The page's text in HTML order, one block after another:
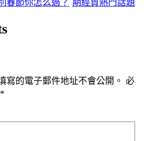
節你怎么過？ 期經貿熱門話題
寫的電子郵件地址不會公開。 必
*